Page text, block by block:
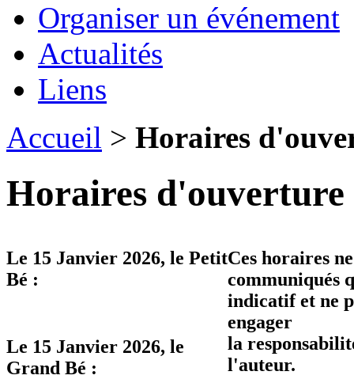
Organiser un événement
Actualités
Liens
Accueil > Horaires
Horaires d'ouverture
Le 15 Janvier 2026, le Petit
Bé :
Le 15 Janvier 2026, le
Grand Bé :
Ces horaires
communiqués
indicatif et ne
engager
la
l'auteur.